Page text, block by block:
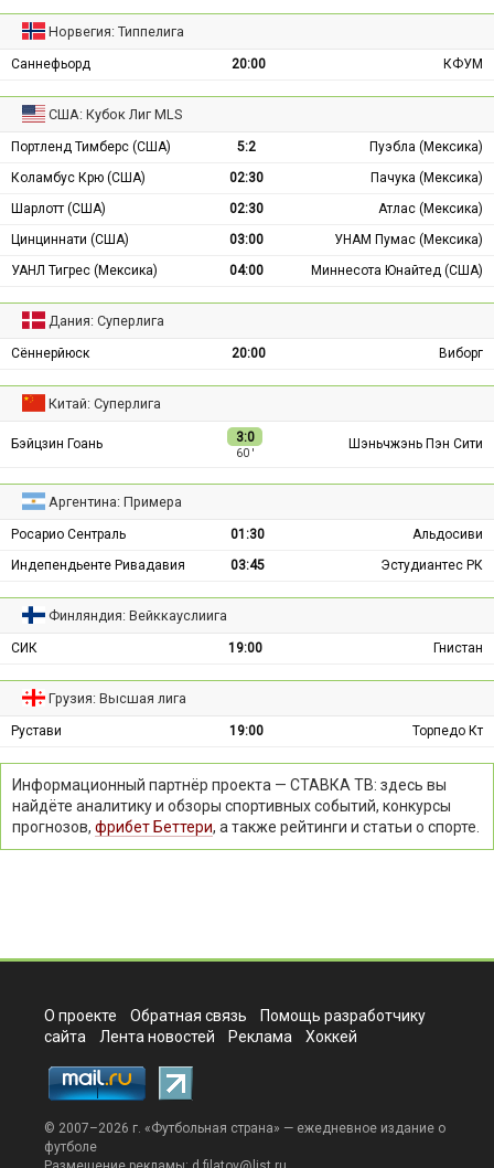
Норвегия: Типпелига
Саннефьорд 20:00 КФУМ
США: Кубок Лиг MLS
Портленд Тимберс (США) 5:2
Пуэбла (Мексика)
Коламбус Крю (США)
02:30
Пачука (Мексика)
Шарлотт (США)
02:30
Атлас (Мексика)
Цинциннати (США)
03:00
УНАМ Пумас (Мексика)
УАНЛ Тигрес (Мексика)
04:00 Миннесота Юнайтед (США)
Дания: Суперлига
Сённерйюск 20:00 Виборг
Китай: Суперлига
Бэйцзин Гоань 3:0
60 ′
Шэньчжэнь Пэн Сити
Аргентина: Примера
Росарио Сентраль 01:30
Альдосиви
Индепендьенте Ривадавия
03:45 Эстудиантес РК
Финляндия: Вейккауслиига
СИК 19:00 Гнистан
Грузия: Высшая лига
Рустави 19:00 Торпедо Кт
Информационный партнёр проекта — СТАВКА ТВ: здесь вы
найдёте аналитику и обзоры спортивных событий, конкурсы
прогнозов, фрибет Беттери, а также рейтинги и статьи о спорте.
О проекте Обратная связь
Помощь разработчику
сайта
Лента новостей Реклама Хоккей
© 2007–2026 г. «Футбольная страна» — ежедневное издание о
футболе